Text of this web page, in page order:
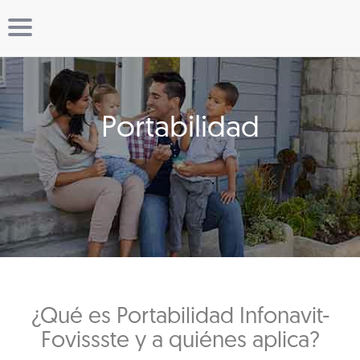
Portabilidad
¿Qué es Portabilidad Infonavit-
Fovissste y a quiénes aplica?